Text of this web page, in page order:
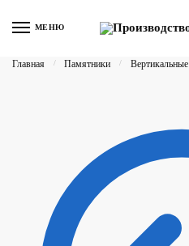
МЕНЮ
Главная / Памятники / Вертикальные